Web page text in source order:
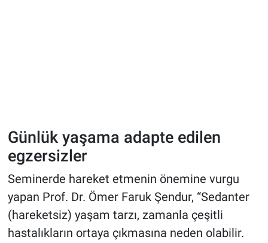
Günlük yaşama adapte edilen
egzersizler
Seminerde hareket etmenin önemine vurgu
yapan Prof. Dr. Ömer Faruk Şendur, “Sedanter
(hareketsiz) yaşam tarzı, zamanla çeşitli
hastalıkların ortaya çıkmasına neden olabilir.